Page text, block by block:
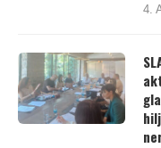
4.